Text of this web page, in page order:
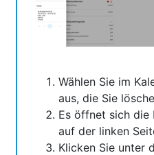
Wählen Sie im
aus, die Sie
Es öffnet sich die
auf der linken
Klicken Sie unter